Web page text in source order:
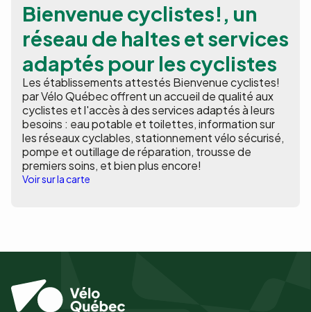
Bienvenue cyclistes!, un
réseau de haltes et services
adaptés pour les cyclistes
Les établissements attestés Bienvenue cyclistes!
par Vélo Québec offrent un accueil de qualité aux
cyclistes et l'accès à des services adaptés à leurs
besoins : eau potable et toilettes, information sur
les réseaux cyclables, stationnement vélo sécurisé,
pompe et outillage de réparation, trousse de
premiers soins, et bien plus encore!
Voir sur la carte